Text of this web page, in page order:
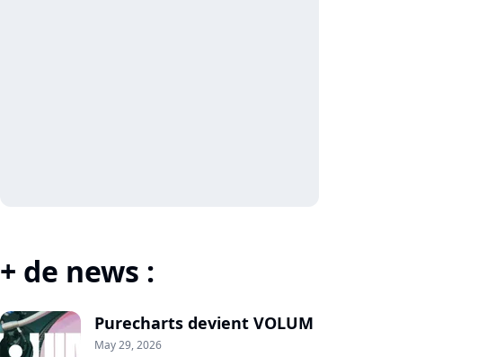
+ de news :
Purecharts devient VOLUM
May 29, 2026